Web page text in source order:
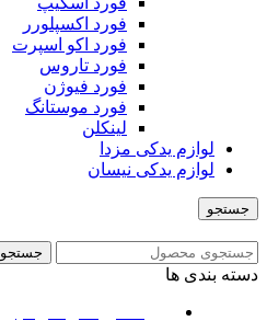
فورد اکسپلورر
فورد اکو اسپرت
فورد تاروس
فورد فیوژن
فورد موستانگ
لینکلن
لوازم یدکی مزدا
لوازم یدکی نیسان
جستجو
جستجو
دسته بندی ها